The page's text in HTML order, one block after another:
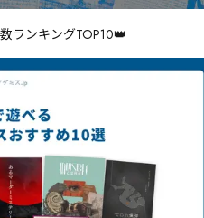
ランキングTOP10👑